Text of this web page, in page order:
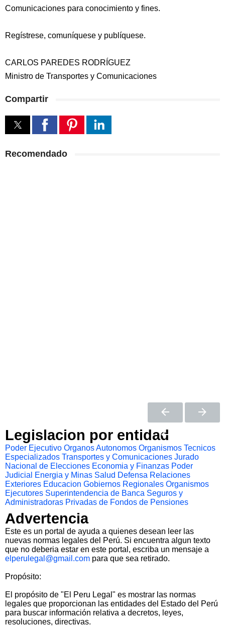
Comunicaciones para conocimiento y fines.
Regístrese, comuníquese y publíquese.
CARLOS PAREDES RODRÍGUEZ
Ministro de Transportes y Comunicaciones
Compartir
Recomendado
Legislacion por entidad
Poder Ejecutivo Organos Autonomos Organismos Tecnicos
Especializados Transportes y Comunicaciones Jurado
Nacional de Elecciones Economia y Finanzas Poder
Judicial
Energia y Minas Salud Defensa Relaciones
Exteriores Educacion Gobiernos Regionales Organismos
Ejecutores Superintendencia de Banca Seguros y
Administradoras Privadas de Fondos de Pensiones
Advertencia
Este es un portal de ayuda a quienes desean leer las
nuevas normas legales del Perú. Si encuentra algun texto
que no deberia estar en este portal, escriba un mensaje a
elperulegal@gmail.com para que sea retirado.
Propósito:
El propósito de "El Peru Legal" es mostrar las normas
legales que proporcionan las entidades del Estado del Perú
para buscar información relativa a decretos, leyes,
resoluciones, directivas.